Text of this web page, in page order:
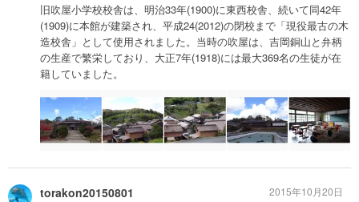
旧吹屋小学校校舎は、明治33年(1900)に東西校舎、続いて同42年
(1909)に本館が建築され、平成24(2012)の閉校まで「現役最古の木
造校舎」として使用されました。当時の吹屋は、吉岡銅山と弁柄
の生産で繁栄しており、大正7年(1918)には最大369名の生徒が在
籍していました。
torakon20150801
2015年10月20日